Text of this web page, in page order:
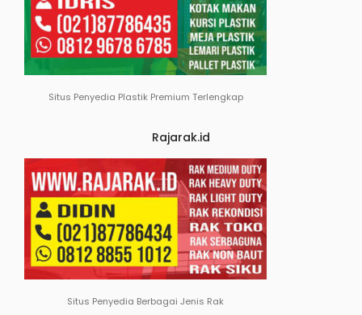
Situs Penyedia Plastik Premium Terlengkap
Rajarak.id
Situs Penyedia Berbagai Jenis Rak